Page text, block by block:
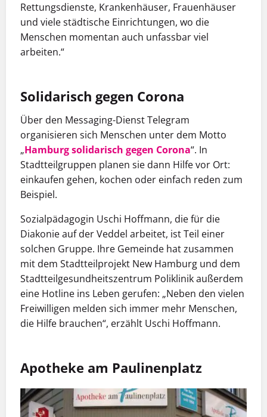
Rettungsdienste, Krankenhäuser, Frauenhäuser
und viele städtische Einrichtungen, wo die
Menschen momentan auch unfassbar viel
arbeiten.“
Solidarisch gegen Corona
Über den Messaging-Dienst Telegram
organisieren sich Menschen unter dem Motto
„Hamburg solidarisch gegen ­Corona“. In
Stadtteilgruppen planen sie dann Hilfe vor Ort:
einkaufen ­gehen, kochen oder einfach reden zum
Beispiel.
Sozialpädagogin Uschi Hoffmann, die für die
Diakonie auf der Veddel arbeitet, ist Teil einer
solchen Gruppe. Ihre Gemeinde hat zusammen
mit dem Stadtteilprojekt New Hamburg und dem
Stadtteilgesundheitszentrum Poliklinik außerdem
eine Hotline ins Leben gerufen: „Neben den vielen
Freiwilligen melden sich immer mehr Menschen,
die Hilfe brauchen“, erzählt Uschi Hoffmann.
Apotheke am Paulinenplatz